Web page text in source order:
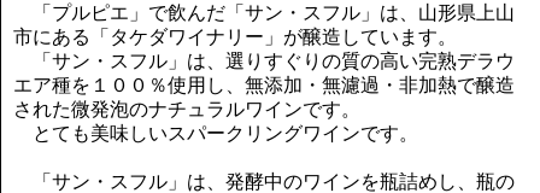
「プルピエ」で飲んだ「サン・スフル」は、山形県上山
市にある「タケダワイナリー」が醸造しています。
「サン・スフル」は、選りすぐりの質の高い完熟デラウ
エア種を１００％使用し、無添加・無濾過・非加熱で醸造
された微発泡のナチュラルワインです。
とても美味しいスパークリングワインです。
「サン・スフル」は、発酵中のワインを瓶詰めし、瓶の